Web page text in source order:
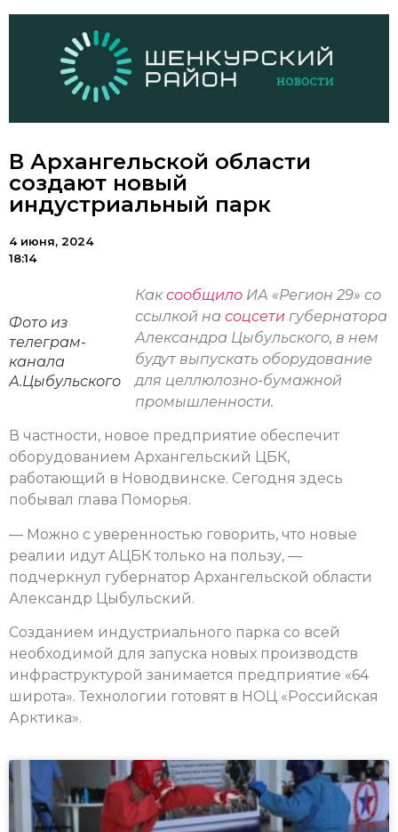
В Архангельской области
создают новый
индустриальный парк
4 июня, 2024
18:14
Фото из
телеграм-
канала
А.Цыбульского
Каксообщило ИА «Регион 29» со
ссылкой на соцсети губернатора
Александра Цыбульского, в нем
будут выпускать оборудование
для целлюлозно-бумажной
промышленности.
В частности, новое предприятие обеспечит
оборудованием Архангельский ЦБК,
работающий в Новодвинске. Сегодня здесь
побывал глава Поморья.
— Можно с уверенностью говорить, что новые
реалии идут АЦБК только на пользу, —
подчеркнул губернатор Архангельской области
Александр Цыбульский.
Созданием индустриального парка со всей
необходимой для запуска новых производств
инфраструктурой занимается предприятие «64
широта». Технологии готовят в НОЦ «Российская
Арктика».